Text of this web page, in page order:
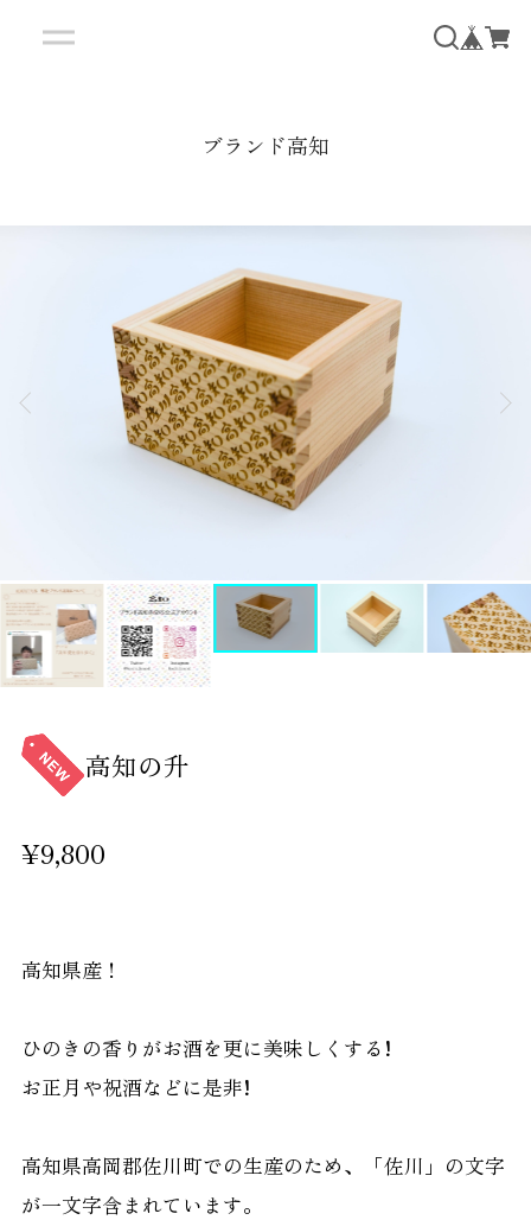
ブランド高知
高知の升
¥9,800
高知県産！
ひのきの香りがお酒を更に美味しくする!
お正月や祝酒などに是非!
高知県高岡郡佐川町での生産のため、「佐川」の文字
が一文字含まれています。